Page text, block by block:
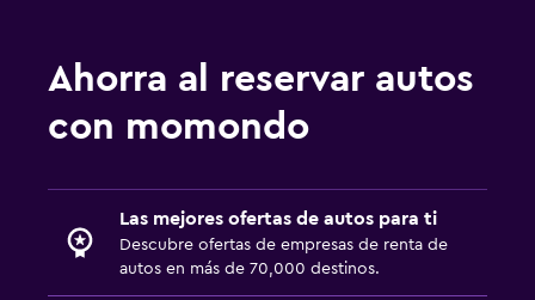
Ahorra al reservar autos
con momondo
Las mejores ofertas de autos para ti
Descubre ofertas de empresas de renta de
autos en más de 70,000 destinos.